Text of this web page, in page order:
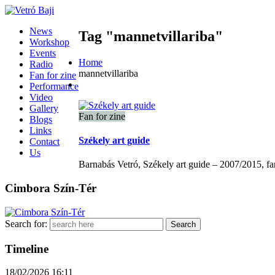
News
Workshop
Events
Radio
Fan for zine
Performance
Video
Gallery
Blogs
Links
Contact
Us
Tag "mannetvillariba"
Home
mannetvillariba
Fan for zine
Székely art guide
Barnabás Vetró, Székely art guide – 2007/2015,
Cimbora Szín-Tér
Search for:
Timeline
18/02/2026 16:11